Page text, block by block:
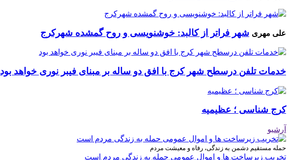
علی مهری شهر فراتر از کالبد: خوشنویسی و روح گمشده شهرکرج
خدمات تلفن درسطح شهر کرج با افق دو ساله بر مبنای فیبر نوری خواهد بود
کرج شناسی ؛ عظیمیه
آرشیو
حمله مستقیم دشمن به زندگی، رفاه و معیشت مردم
تخریب زیرساخت ها و اموال عمومی حمله به زندگی مردم است